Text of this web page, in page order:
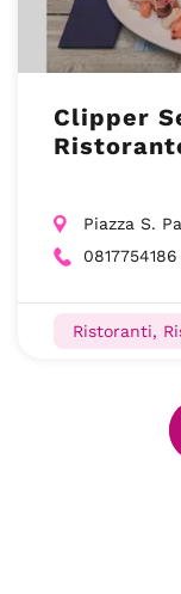
Clipper
Piazza S.
0817754186
Ristoranti,